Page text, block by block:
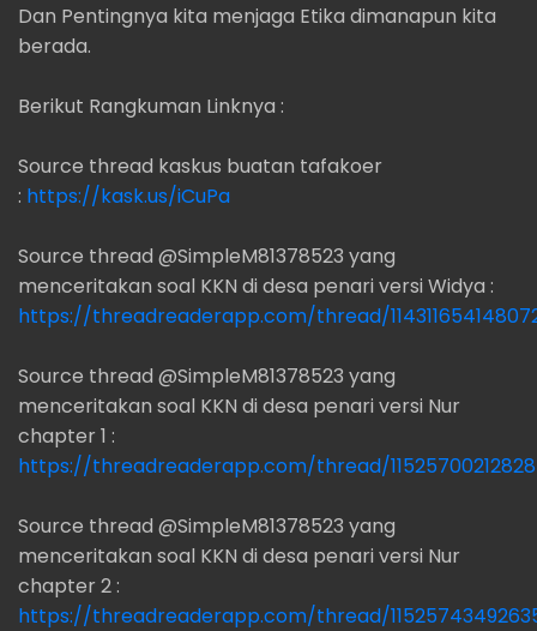
Dan Pentingnya kita menjaga Etika dimanapun kita
berada.
Berikut Rangkuman Linknya :
Source thread kaskus buatan tafakoer
: https://kask.us/iCuPa
Source thread @SimpleM81378523 yang
menceritakan soal KKN di desa penari versi Widya :
https://threadreaderapp.com/thread/
Source thread @SimpleM81378523 yang
menceritakan soal KKN di desa penari versi Nur
chapter 1 :
https://threadreaderapp.com/thread/
Source thread @SimpleM81378523 yang
menceritakan soal KKN di desa penari versi Nur
chapter 2 :
https://threadreaderapp.com/thread/